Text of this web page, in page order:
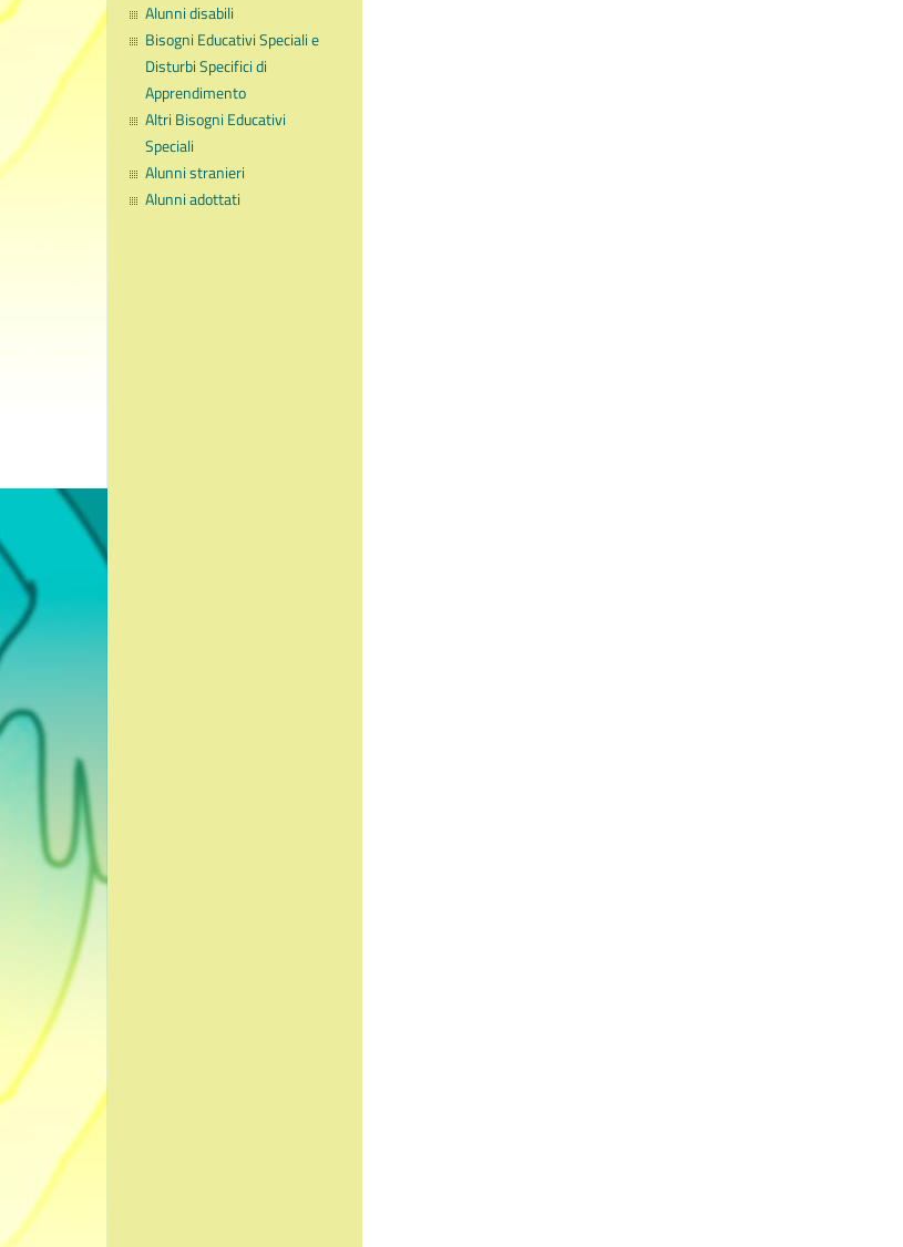
Alunni disabili
Bisogni Educativi Speciali e
Disturbi Specifici di
Apprendimento
Altri Bisogni Educativi
Speciali
Alunni stranieri
Alunni adottati